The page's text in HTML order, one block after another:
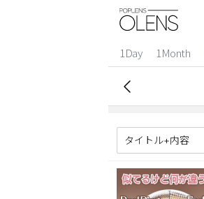
1Day 1Month
タイトル+内容